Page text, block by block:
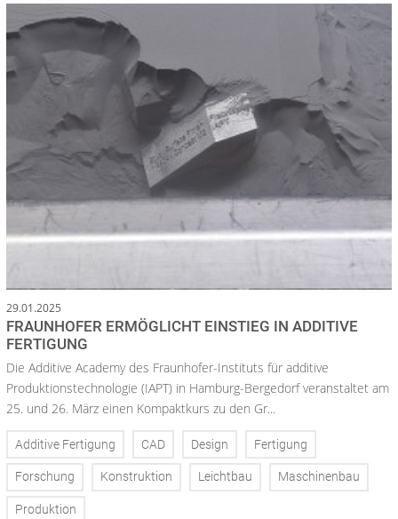
29.01.2025
FRAUNHOFER ERMÖGLICHT EINSTIEG IN ADDITIVE
FERTIGUNG
Die Additive Academy des Fraunhofer-Instituts für additive
Produktionstechnologie (IAPT) in Hamburg-Bergedorf veranstaltet am
25. und 26. März einen Kompaktkurs zu den Gr...
Additive Fertigung CAD Design Fertigung
Forschung Konstruktion Leichtbau Maschinenbau
Produktion